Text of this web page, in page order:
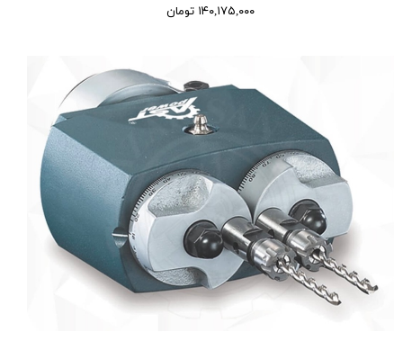
۱۴۰,۱۷۵,۰۰۰ تومان